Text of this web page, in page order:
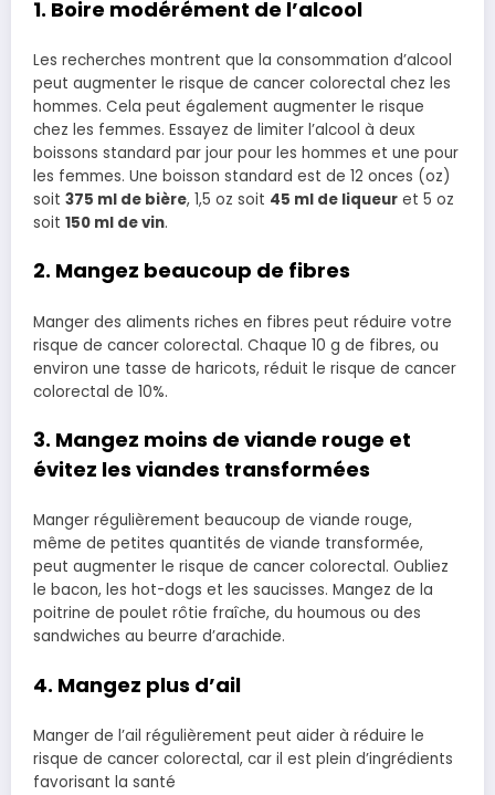
1. Boire modérément de l’alcool
Les recherches montrent que la consommation d’alcool
peut augmenter le risque de cancer colorectal chez les
hommes. Cela peut également augmenter le risque
chez les femmes. Essayez de limiter l’alcool à deux
boissons standard par jour pour les hommes et une pour
les femmes. Une boisson standard est de 12 onces (oz)
soit 375 ml de bière, 1,5 oz soit 45 ml de liqueur et 5 oz
soit 150 ml de vin.
2. Mangez beaucoup de fibres
Manger des aliments riches en fibres peut réduire votre
risque de cancer colorectal. Chaque 10 g de fibres, ou
environ une tasse de haricots, réduit le risque de cancer
colorectal de 10%.
3. Mangez moins de viande rouge et
évitez les viandes transformées
Manger régulièrement beaucoup de viande rouge,
même de petites quantités de viande transformée,
peut augmenter le risque de cancer colorectal. Oubliez
le bacon, les hot-dogs et les saucisses. Mangez de la
poitrine de poulet rôtie fraîche, du houmous ou des
sandwiches au beurre d’arachide.
4. Mangez plus d’ail
Manger de l’ail régulièrement peut aider à réduire le
risque de cancer colorectal, car il est plein d’ingrédients
favorisant la santé